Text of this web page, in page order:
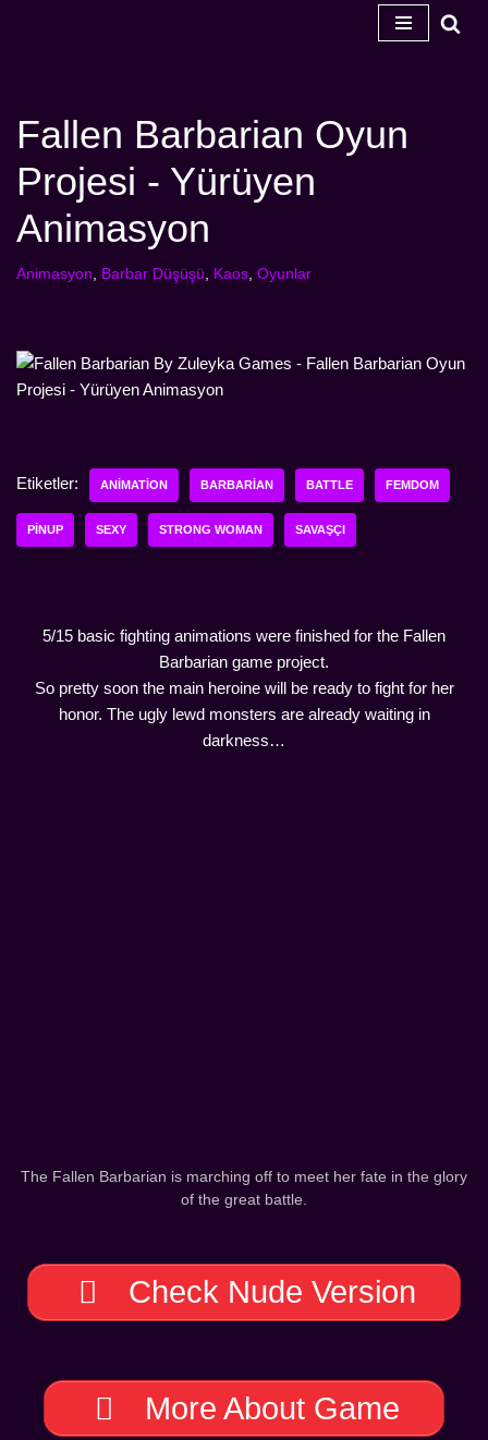
Fallen Barbarian Oyun
Projesi - Yürüyen
Animasyon
Animasyon, Barbar Düşüşü, Kaos, Oyunlar
Etiketler: ANIMATION BARBARIAN BATTLE FEMDOM
PINUP SEXY STRONG WOMAN SAVAŞÇI
5/15 basic fighting animations were finished for the Fallen
Barbarian game project.
So pretty soon the main heroine will be ready to fight for her
honor. The ugly lewd monsters are already waiting in
darkness…
The Fallen Barbarian is marching off to meet her fate in the glory
of the great battle.
Check Nude Version
More About Game